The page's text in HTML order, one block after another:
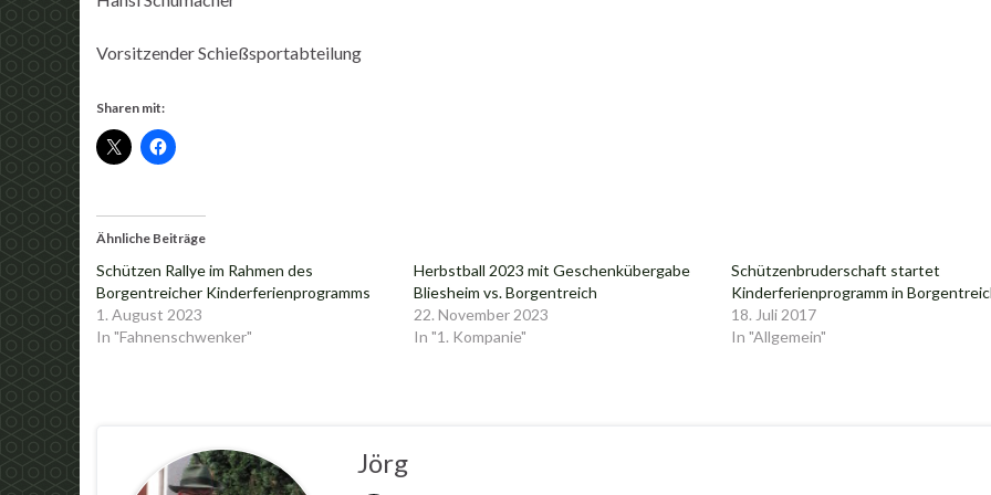
Vorsitzender Schießsportabteilung
Sharen mit:
Ähnliche Beiträge
Schützen Rallye im Rahmen des
Borgentreicher Kinderferienprogramms
1. August 2023
In "Fahnenschwenker"
Herbstball 2023 mit Geschenkübergabe
Bliesheim vs. Borgentreich
22. November 2023
In "1. Kompanie"
Schützenbruderschaft startet
Kinderferienprogramm in
18. Juli 2017
In "Allgemein"
Jörg